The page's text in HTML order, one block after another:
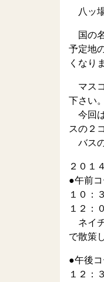
八ッ
国の
予定地
くなり
マス
下さい。
今回
スの２
バス
２０１
●午前
１０
１２：
ネイ
で散策
●午後
１２：